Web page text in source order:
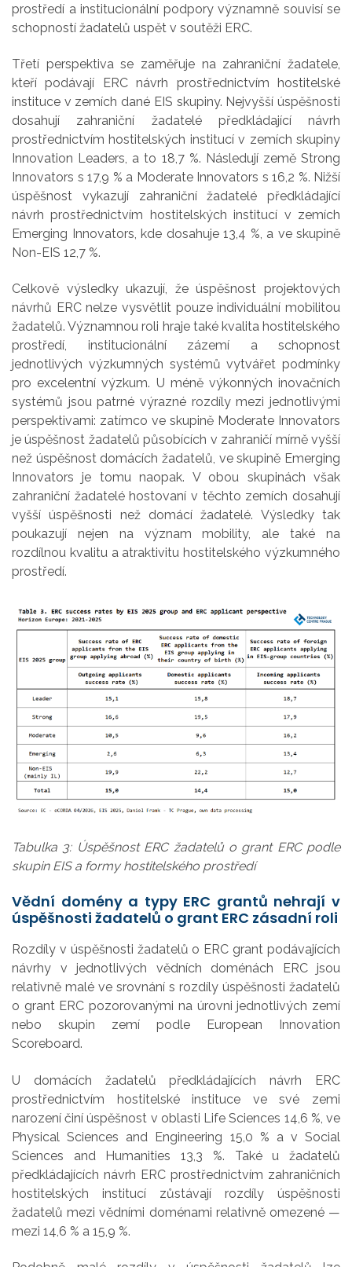
prostředí a institucionální podpory významně souvisí se
schopností žadatelů uspět v soutěži ERC.
Třetí perspektiva se zaměřuje na zahraniční žadatele,
kteří podávají ERC návrh prostřednictvím hostitelské
instituce v zemích dané EIS skupiny. Nejvyšší úspěšnosti
dosahují zahraniční žadatelé předkládající návrh
prostřednictvím hostitelských institucí v zemích skupiny
Innovation Leaders, a to 18,7 %. Následují země Strong
Innovators s 17,9 % a Moderate Innovators s 16,2 %. Nižší
úspěšnost vykazují zahraniční žadatelé předkládající
návrh prostřednictvím hostitelských institucí v zemích
Emerging Innovators, kde dosahuje 13,4 %, a ve skupině
Non-EIS 12,7 %.
Celkově výsledky ukazují, že úspěšnost projektových
návrhů ERC nelze vysvětlit pouze individuální mobilitou
žadatelů. Významnou roli hraje také kvalita hostitelského
prostředí, institucionální zázemí a schopnost
jednotlivých výzkumných systémů vytvářet podmínky
pro excelentní výzkum. U méně výkonných inovačních
systémů jsou patrné výrazné rozdíly mezi jednotlivými
perspektivami: zatímco ve skupině Moderate Innovators
je úspěšnost žadatelů působících v zahraničí mírně vyšší
než úspěšnost domácích žadatelů, ve skupině Emerging
Innovators je tomu naopak. V obou skupinách však
zahraniční žadatelé hostovaní v těchto zemích dosahují
vyšší úspěšnosti než domácí žadatelé. Výsledky tak
poukazují nejen na význam mobility, ale také na
rozdílnou kvalitu a atraktivitu hostitelského výzkumného
prostředí.
Tabulka 3: Úspěšnost ERC žadatelů o grant ERC podle
skupin EIS a formy hostitelského prostředí
Vědní domény a typy ERC grantů nehrají v
úspěšnosti žadatelů o grant ERC zásadní roli
Rozdíly v úspěšnosti žadatelů o ERC grant podávajících
návrhy v jednotlivých vědních doménách ERC jsou
relativně malé ve srovnání s rozdíly úspěšnosti žadatelů
o grant ERC pozorovanými na úrovni jednotlivých zemí
nebo skupin zemí podle European Innovation
Scoreboard.
U domácích žadatelů předkládajících návrh ERC
prostřednictvím hostitelské instituce ve své zemi
narození činí úspěšnost v oblasti Life Sciences 14,6 %, ve
Physical Sciences and Engineering 15,0 % a v Social
Sciences and Humanities 13,3 %. Také u žadatelů
předkládajících návrh ERC prostřednictvím zahraničních
hostitelských institucí zůstávají rozdíly úspěšnosti
žadatelů mezi vědními doménami relativně omezené —
mezi 14,6 % a 15,9 %.